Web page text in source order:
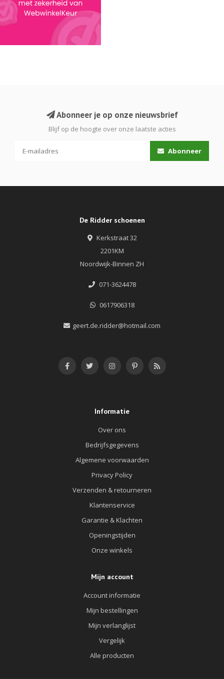
Abonneer je op onze nieuwsbrief
Blijf op de hoogte over onze laatste acties
Abonneer
De Ridder schoenen
Kerkstraat 32
2201KM
Noordwijk-Binnen ZH
071-3624478
0617906318
geert.de.ridder@hotmail.com
Informatie
Over ons
Bedrijfsgegevens
Algemene voorwaarden
Privacy Policy
Verzenden & retourneren
Klantenservice
Garantie & Klachten
Openingstijden
Onze winkels
Mijn account
Account informatie
Mijn bestellingen
Mijn verlanglijst
Vergelijk
Alle producten